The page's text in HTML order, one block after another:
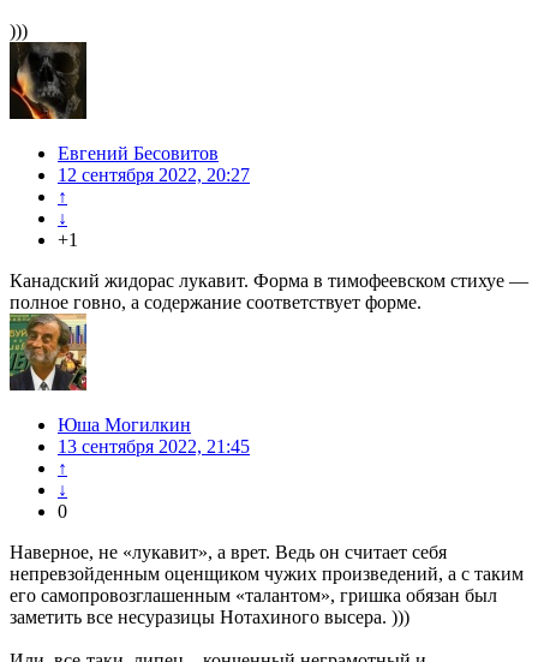
)))
Евгений Бесовитов
12 сентября 2022, 20:27
↑
↓
+1
Канадский жидорас лукавит. Форма в тимофеевском стихуе —
полное говно, а содержание соответствует форме.
Юша Могилкин
13 сентября 2022, 21:45
↑
↓
0
Наверное, не «лукавит», а врет. Ведь он считает себя
непревзойденным оценщиком чужих произведений, а с таким
его самопровозглашенным «талантом», гришка обязан был
заметить все несуразицы Нотахиного высера. )))